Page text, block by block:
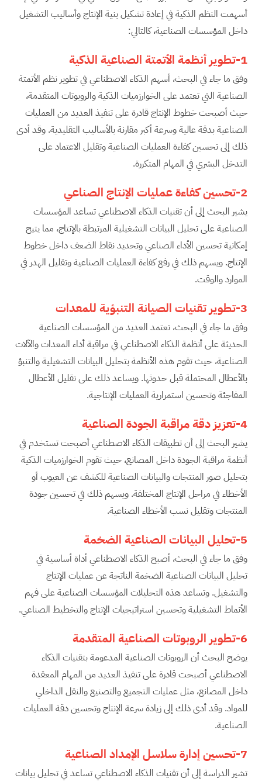
أسهمت النظم الذكية في إعادة تشكيل بنية الإنتاج وأساليب التشغيل
داخل المؤسسات الصناعية، كالتالي:
1-تطوير أنظمة الأتمتة الصناعية الذكية
وفق ما جاء في البحث، أسهم الذكاء الاصطناعي في تطوير نظم الأتمتة
الصناعية التي تعتمد على الخوارزميات الذكية والروبوتات المتقدمة،
حيث أصبحت خطوط الإنتاج قادرة على تنفيذ العديد من العمليات
الصناعية بدقة عالية وسرعة أكبر مقارنة بالأساليب التقليدية. وقد أدى
ذلك إلى تحسين كفاءة العمليات الصناعية وتقليل الاعتماد على
التدخل البشري في المهام المتكررة.
2-تحسين كفاءة عمليات الإنتاج الصناعي
يشير البحث إلى أن تقنيات الذكاء الاصطناعي تساعد المؤسسات
الصناعية على تحليل البيانات التشغيلية المرتبطة بالإنتاج، مما يتيح
إمكانية تحسين الأداء الصناعي وتحديد نقاط الضعف داخل خطوط
الإنتاج. ويسهم ذلك في رفع كفاءة العمليات الصناعية وتقليل الهدر في
الموارد والوقت.
3-تطوير تقنيات الصيانة التنبؤية للمعدات
وفق ما جاء في البحث، تعتمد العديد من المؤسسات الصناعية
الحديثة على أنظمة الذكاء الاصطناعي في مراقبة أداء المعدات والآلات
الصناعية، حيث تقوم هذه الأنظمة بتحليل البيانات التشغيلية والتنبؤ
بالأعطال المحتملة قبل حدوثها. ويساعد ذلك على تقليل الأعطال
المفاجئة وتحسين استمرارية العمليات الإنتاجية.
4-تعزيز دقة مراقبة الجودة الصناعية
يشير البحث إلى أن تطبيقات الذكاء الاصطناعي أصبحت تستخدم في
أنظمة مراقبة الجودة داخل المصانع، حيث تقوم الخوارزميات الذكية
بتحليل صور المنتجات والبيانات الصناعية للكشف عن العيوب أو
الأخطاء في مراحل الإنتاج المختلفة. ويسهم ذلك في تحسين جودة
المنتجات وتقليل نسب الأخطاء الصناعية.
5-تحليل البيانات الصناعية الضخمة
وفق ما جاء في البحث، أصبح الذكاء الاصطناعي أداة أساسية في
تحليل البيانات الصناعية الضخمة الناتجة عن عمليات الإنتاج
والتشغيل. وتساعد هذه التحليلات المؤسسات الصناعية على فهم
الأنماط التشغيلية وتحسين استراتيجيات الإنتاج والتخطيط الصناعي.
6-تطوير الروبوتات الصناعية المتقدمة
يوضح البحث أن الروبوتات الصناعية المدعومة بتقنيات الذكاء
الاصطناعي أصبحت قادرة على تنفيذ العديد من المهام المعقدة
داخل المصانع، مثل عمليات التجميع والتصنيع والنقل الداخلي
للمواد. وقد أدى ذلك إلى زيادة سرعة الإنتاج وتحسين دقة العمليات
الصناعية.
7-تحسين إدارة سلاسل الإمداد الصناعية
تشير الدراسة إلى أن تقنيات الذكاء الاصطناعي تساعد في تحليل بيانات